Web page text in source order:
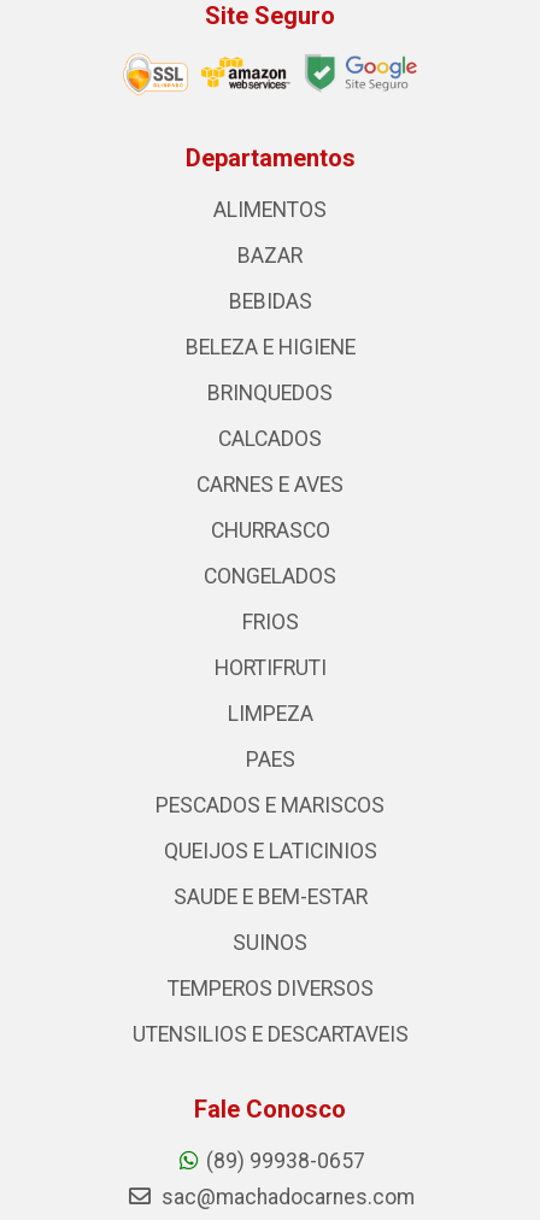
Site Seguro
Departamentos
ALIMENTOS
BAZAR
BEBIDAS
BELEZA E HIGIENE
BRINQUEDOS
CALCADOS
CARNES E AVES
CHURRASCO
CONGELADOS
FRIOS
HORTIFRUTI
LIMPEZA
PAES
PESCADOS E MARISCOS
QUEIJOS E LATICINIOS
SAUDE E BEM-ESTAR
SUINOS
TEMPEROS DIVERSOS
UTENSILIOS E DESCARTAVEIS
Fale Conosco
(89) 99938-0657
sac@machadocarnes.com